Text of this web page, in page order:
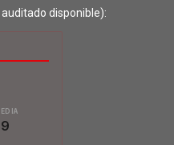
disponible):